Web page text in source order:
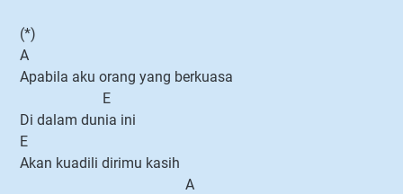
(*)
A
Apabila aku orang yang berkuasa
E
Di dalam dunia ini
E
Akan kuadili dirimu kasih
A